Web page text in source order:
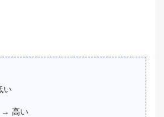
い
→ 高い